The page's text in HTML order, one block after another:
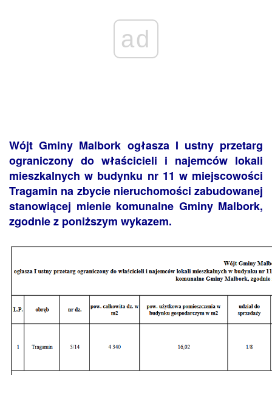
ad
Wójt Gminy Malbork ogłasza I ustny przetarg
ograniczony do właścicieli i najemców lokali
mieszkalnych w budynku nr 11 w miejscowości
Tragamin na zbycie nieruchomości zabudowanej
stanowiącej mienie komunalne Gminy Malbork,
zgodnie z poniższym wykazem.